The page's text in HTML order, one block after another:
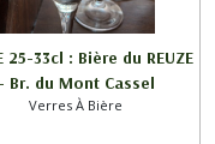
25-33cl : Bière du REUZE
- Br. du Mont Cassel
Verres À Bière